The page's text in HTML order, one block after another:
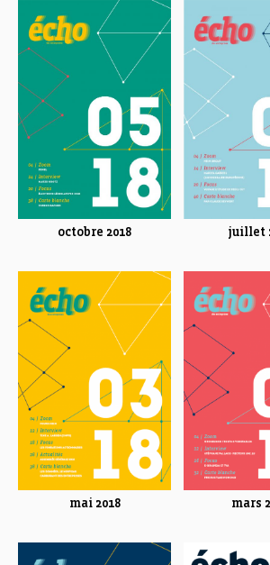
octobre 2018 juillet
mai 2018 mars